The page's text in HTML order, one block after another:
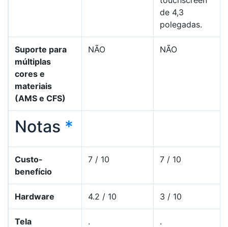
de 4,3
polegadas.
Suporte para
múltiplas
cores e
materiais
(AMS e CFS)
NÃO NÃO
Notas *
Custo-
benefício
7 / 10 7 / 10
Hardware 4.2 / 10 3 / 10
Tela . .